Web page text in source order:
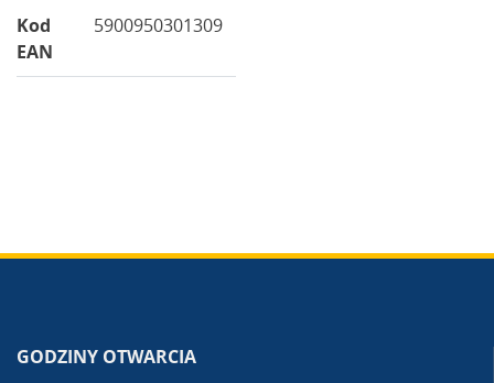
Kod
EAN
5900950301309
GODZINY OTWARCIA